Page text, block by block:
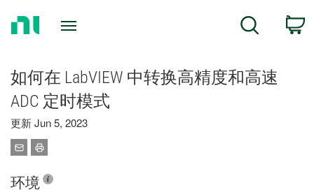
Search
如何在 LabVIEW 中转换高精度和高速
ADC 定时模式
更新 Jun 5, 2023
环境